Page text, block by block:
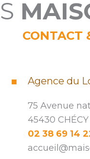
CONTACT
Agence du
75 Avenue
45430 CHÉCY
02 38 69 14